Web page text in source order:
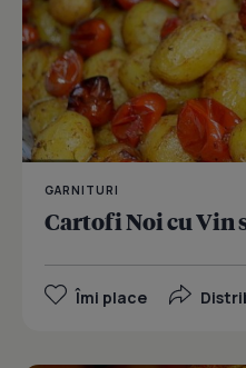
GARNITURI
Cartofi Noi cu Vin
Îmi place